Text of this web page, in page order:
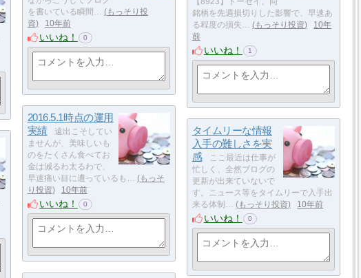
を書いている瞬間…
もっそり投
資
10年前
いいね！ 0
銘柄を先週損切りした影響で、早速あ
る程度の損失…
もっそり投資
10年
前
いいね！ 1
2016.5.1時点の運用
実績
遠出こそしてい
ませんが、美味しいも
のをたくさん食べてお
金は減るわ太るわで、
早速痛い目に遭っているも…
もっそ
り投資
10年前
いいね！ 0
タイムリーな情報
入手の難しさを実
感
ここ最近は仕事が
忙しく、全然ブログの
更新が出来ていないで
す。ニュース等をタイムリーで入手出
来る体制…
もっそり投資 10年前
いいね！ 0